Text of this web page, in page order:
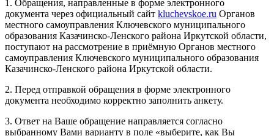
1. Обращения, направленные в форме электронного
документа через официальный сайт kluchevskoe.ru Органов
местного самоуправления Ключевского муниципального
образования Казачинско-Ленского района Иркутской области,
поступают на рассмотрение в приёмную Органов местного
самоуправления Ключевского муниципального образования
Казачинско-Ленского района Иркутской области.
2. Перед отправкой обращения в форме электронного
документа необходимо корректно заполнить анкету.
3. Ответ на Ваше обращение направляется согласно
выбранному Вами варианту в поле «выберите, как Вы